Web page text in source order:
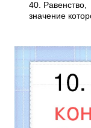
40.
значение